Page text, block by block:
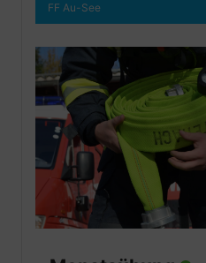
FF Au-See